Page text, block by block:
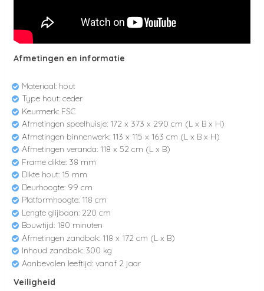
Afmetingen en informatie
Materiaal: hout
Type hout: ceder
Keurmerk: FSC
Afmetingen speelhuisje: 172 x 373 x 290 cm (L x B x H)
Afmetingen binnenwerk: 113 x 115 x 163 cm (L x B x H)
Afmetingen veranda: 118 x 52 cm (L x B)
Frame dikte: 38 mm
Dikte hout: 15 mm
Deurhoogte: 99 cm
Platformhoogte: 118 cm
Lengte glijbaan: 220 cm
Bouwtijd: 180 minuten
Afmetingen zandbak: 118 x 172 cm (L x B)
Inhoud zandbak: 300 kg
Aanbevolen leeftijd: vanaf 2 jaar
Veiligheid